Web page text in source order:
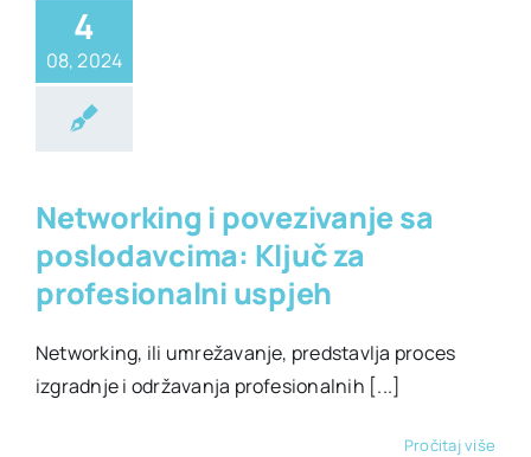
4
08, 2024
Prvi posao
Networking i povezivanje sa
poslodavcima: Ključ za
profesionalni uspjeh
Networking, ili umrežavanje, predstavlja proces
izgradnje i održavanja profesionalnih [...]
Pročitaj više